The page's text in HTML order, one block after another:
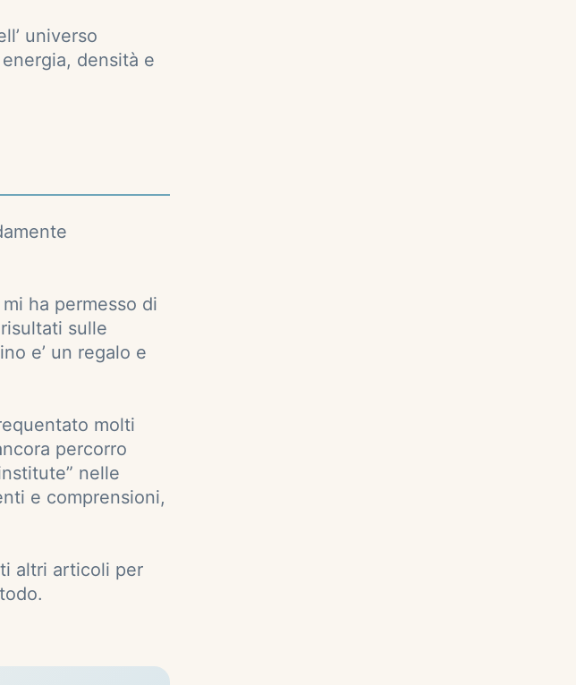
universo
densità e
ha permesso di
sulle
e’ un regalo e
molti
percorro
nelle
e comprensioni,
altri articoli per